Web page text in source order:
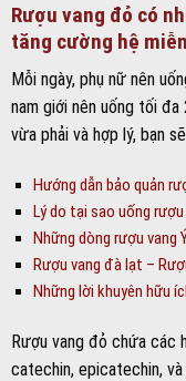
Rượu vang đỏ có
tăng cường hệ
Mỗi ngày, phụ nữ nên
nam giới nên uống tối
vừa phải và hợp lý, bạn
Hướng dẫn bảo quản
Lý do tại sao uống
Những dòng rượu vang
Rượu vang đà lạt –
Những lời khuyên hữu
Rượu vang đỏ chứa các
catechin, epicatechin,